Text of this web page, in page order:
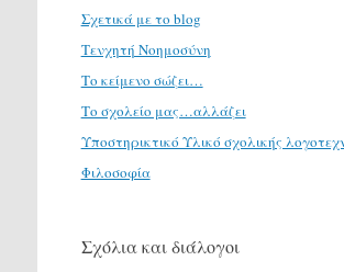
Σχετικά με το blog
Τενχητή Νοημοσύνη
Το κείμενο σώζει…
Το σχολείο μας…αλλάζει
Υποστηρικτικό Υλικό σχολικής
Φιλοσοφία
Σχόλια και διάλογοι